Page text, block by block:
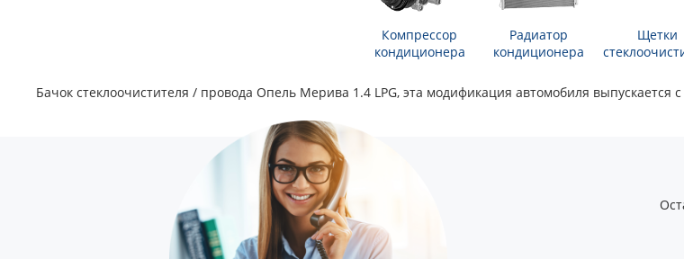
Компрессор
кондиционера
Радиатор
кондиционера
Щетки
Бачок стеклоочистителя / провода Опель Мерива 1.4 LPG, эта модификация автомобиля выпускается